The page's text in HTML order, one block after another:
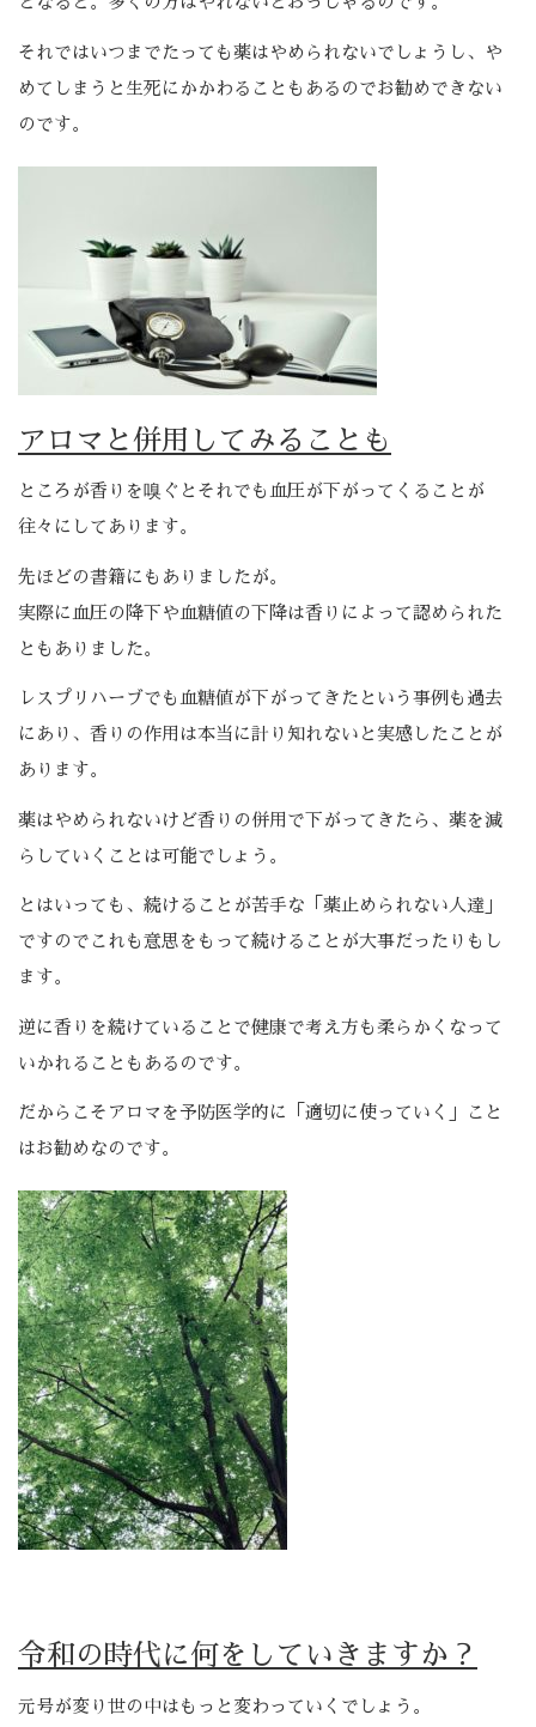
それではいつまでたっても薬はやめられないでしょうし、や
めてしまうと生死にかかわることもあるのでお勧めできない
のです。
アロマと併用してみることも
ところが香りを嗅ぐとそれでも血圧が下がってくることが
往々にしてあります。
先ほどの書籍にもありましたが。
実際に血圧の降下や血糖値の下降は香りによって認められた
ともありました。
レスプリハーブでも血糖値が下がってきたという事例も過去
にあり、香りの作用は本当に計り知れないと実感したことが
あります。
薬はやめられないけど香りの併用で下がってきたら、薬を減
らしていくことは可能でしょう。
とはいっても、続けることが苦手な「薬止められない人達」
ですのでこれも意思をもって続けることが大事だったりもし
ます。
逆に香りを続けていることで健康で考え方も柔らかくなって
いかれることもあるのです。
だからこそアロマを予防医学的に「適切に使っていく」こと
はお勧めなのです。
令和の時代に何をしていきますか？
元号が変り世の中はもっと変わっていくでしょう。